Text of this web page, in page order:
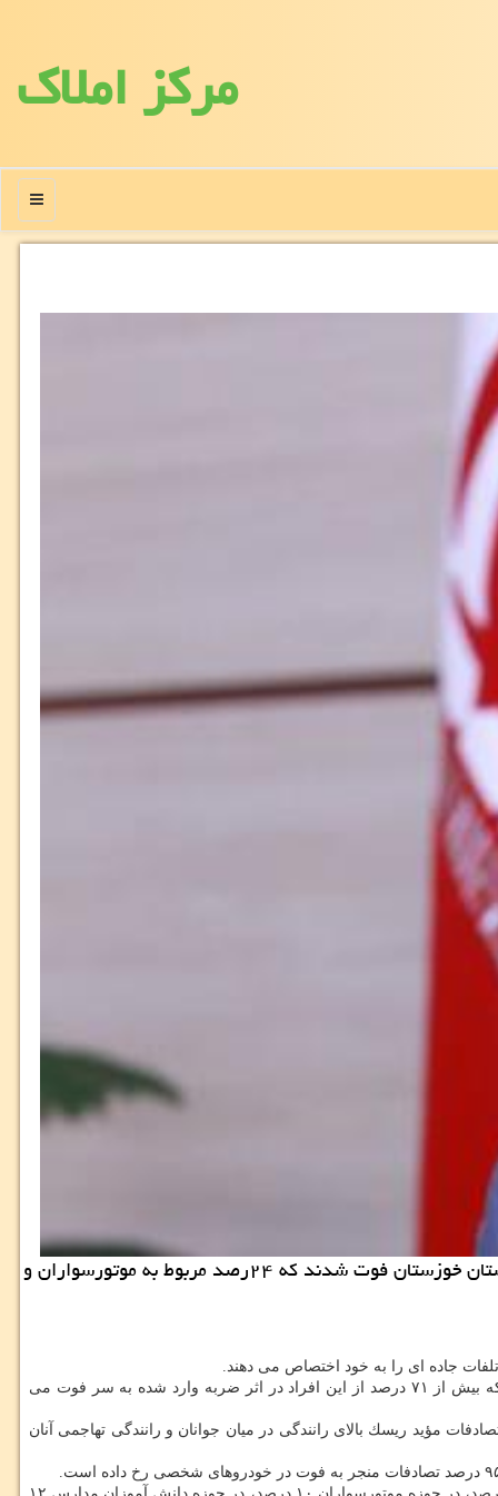
مركز املاك
منو
مركز املاك: اهواز- مدیر كل راهداری و حمل و نقل جاده ای خوزستان اظهار داشت: سال گذشته ۵۷۷ نفر در تصادفات جاده ای استان خوزستان فوت شدند كه ۲۴رصد مربوط به موتورسواران و
تلفات جاده ای را به خود اختصاص می دهند.
بهرامی نیا اظهار داشت: از مجموع تلفات در سال قبل تعداد ۳۷۹ نفر یعنی معادل ۶۶ درصد دارای تحصیلات راهنمایی و كمتر بوده اند و با عنایت به اینكه بیش از ۷۱ درصد از این افراد در اثر ضربه وارد شده به سر فوت می
بوده و با عنایت به نقش عامل سرعت در وقوع تصادفات مؤید ریسك بالای رانندگی در میان جوانان و رانندگی تهاجمی آنان